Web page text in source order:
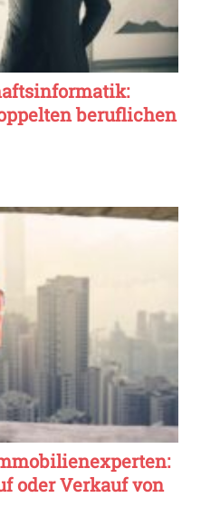
beruflichen
oder Verkauf von